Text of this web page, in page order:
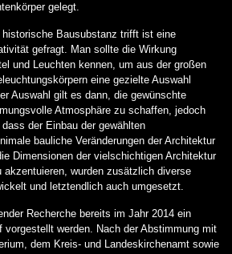
gelegt.
Bausubstanz trifft ist eine
gefragt. Man sollte die Wirkung
und Leuchten kennen, um aus der großen
eine gezielte Auswahl
Auswahl gilt es dann, die gewünschte
Atmosphäre zu schaffen, jedoch
der Einbau der gewählten
bauliche Veränderungen der Architektur
Dimensionen der vielschichtigen Architektur
wurden zusätzlich diverse
und letztendlich auch umgesetzt.
Recherche bereits im Jahr 2014 ein
vorgestellt werden. Nach der Abstimmung mit
dem Kreis- und Landeskirchenamt sowie